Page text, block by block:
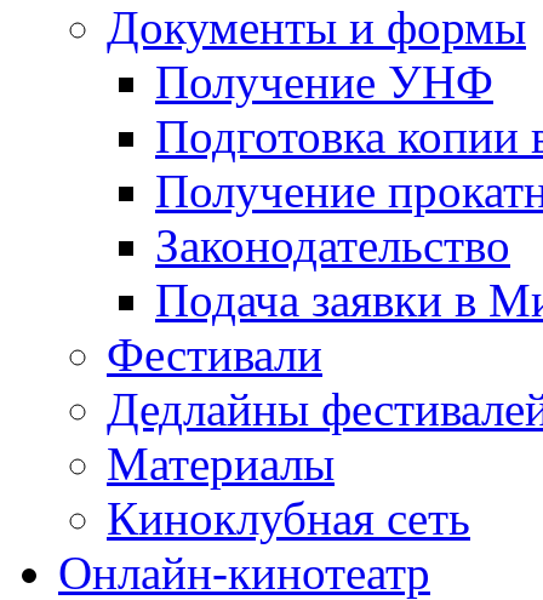
Документы и формы
Получение УНФ
Подготовка копии
Получение
Законодательство
Подача заявки в
Фестивали
Дедлайны
Материалы
Киноклубная сеть
Онлайн-кинотеатр